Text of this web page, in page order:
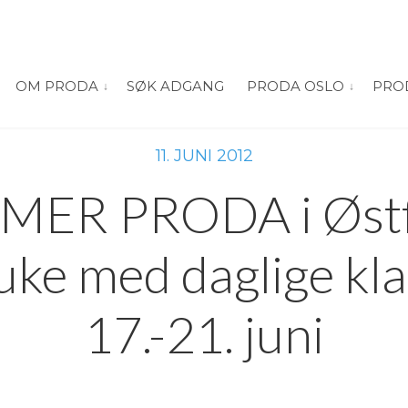
OM PRODA vis submeny for “Om PRODA”
SØK ADGANG PRODA OSLO vis
11. JUNI 2012
PRODA i
med daglige
17.-21. juni